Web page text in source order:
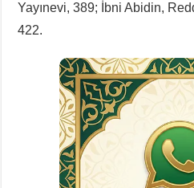
Yayınevi, 389; İbni Abidin,
422.